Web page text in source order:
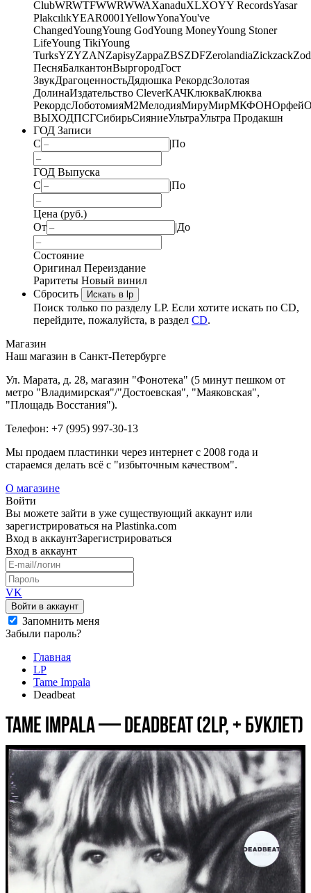
ClubWRWTFWWRWWAXanaduXLXOYY RecordsYasar
PlakcılıkYEAR0001YellowYonaYou've
ChangedYoungYoung GodYoung MoneyYoung Stoner
LifeYoung TikiYoung
TurksYZYZANZapisyZappaZBSZDFZerolandiaZickzack
ПесняБалкантонВыргородГост
ЗвукДрагоценностьДядюшка РекордсЗолотая
ДолинаИздательство CleverКАЧКлюкваКлюква
РекордсЛоботомияМ2МелодияМируМирМКФОНОрфей
ВЫХОДПСГСибирьСияниеУльтраУльтра Продакшн
ГОД Записи
С
|По
ГОД Выпуска
С
|По
Цена (руб.)
От
|До
Состояние
Оригинал Переиздание
Раритеты Новый винил
Сбросить
Искать в lp
Поиск только по разделу LP. Если хотите искать по CD,
перейдите, пожалуйста, в раздел CD.
Магазин
Наш магазин в Санкт-Петербурге
Ул. Марата, д. 28, магазин "Фонотека" (5 минут пешком от
метро "Владимирская"/"Достоевская", "Маяковская",
"Площадь Восстания").
Телефон: +7 (995) 997-30-13
Мы продаем пластинки через интернет c 2008 года и
стараемся делать всё с "избыточным качеством".
О магазине
Войти
Вы можете зайти в уже существующий аккаунт или
зарегистрироваться на Plastinka.com
Вход в аккаунтЗарегистрироваться
Вход в аккаунт
VK
Войти в аккаунт
Запомнить меня
Забыли пароль?
Главная
LP
Tame Impala
Deadbeat
Tame Impala — Deadbeat (2LP, + буклет)